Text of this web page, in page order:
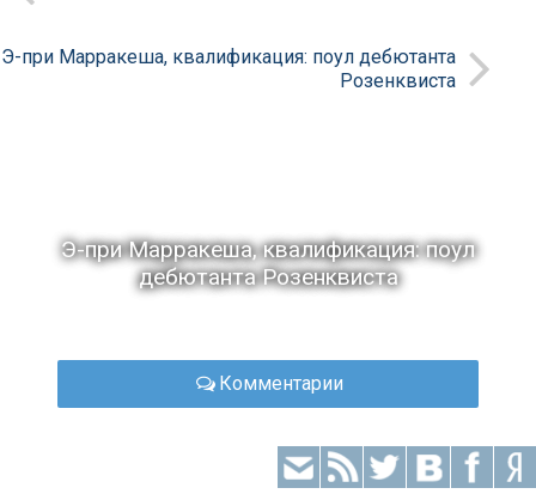
Э-при Марракеша, квалификация: поул дебютанта
Розенквиста
Э-при Марракеша, квалификация: поул
дебютанта Розенквиста
Комментарии